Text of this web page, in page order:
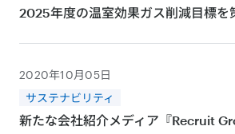
2025年度の温室効果ガス削減目標を
2020年10月05日
サステナビリティ
新たな会社紹介メディア『Recruit